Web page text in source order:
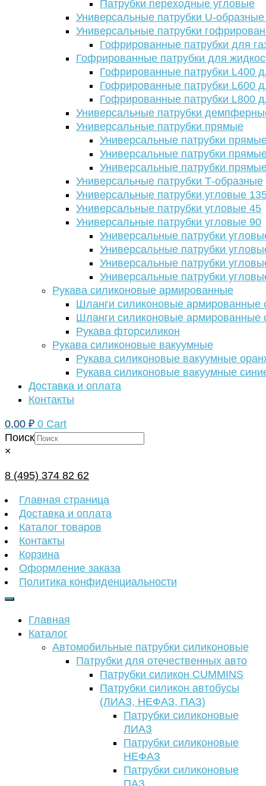
Патрубки переходные угловые
Универсальные патрубки U-
Универсальные патрубки
Гофрированные патрубки для
Гофрированные патрубки для
Гофрированные патрубки L400
Гофрированные патрубки L600
Гофрированные патрубки L800
Универсальные патрубки
Универсальные патрубки прямые
Универсальные патрубки
Универсальные патрубки
Универсальные патрубки
Универсальные патрубки Т-образные
Универсальные патрубки угловые
Универсальные патрубки угловые 45
Универсальные патрубки угловые 90
Универсальные патрубки
Универсальные патрубки
Универсальные патрубки
Универсальные патрубки
Рукава силиконовые армированные
Шланги силиконовые армированные
Шланги силиконовые армированные
Рукава фторсиликон
Рукава силиконовые вакуумные
Рукава силиконовые вакуумные
Рукава силиконовые вакуумные
Доставка и оплата
Контакты
0,00 ₽ 0 Cart
Поиск
×
8 (495) 374 82 62
Главная страница
Доставка и оплата
Каталог товаров
Контакты
Корзина
Оформление заказа
Политика конфиденциальности
Главная
Каталог
Автомобильные патрубки силиконовые
Патрубки для отечественных авто
Патрубки силикон CUMMINS
Патрубки силикон автобусы
(ЛИАЗ, НЕФАЗ, ПАЗ)
Патрубки силиконовые
ЛИАЗ
Патрубки силиконовые
НЕФАЗ
Патрубки силиконовые
ПАЗ